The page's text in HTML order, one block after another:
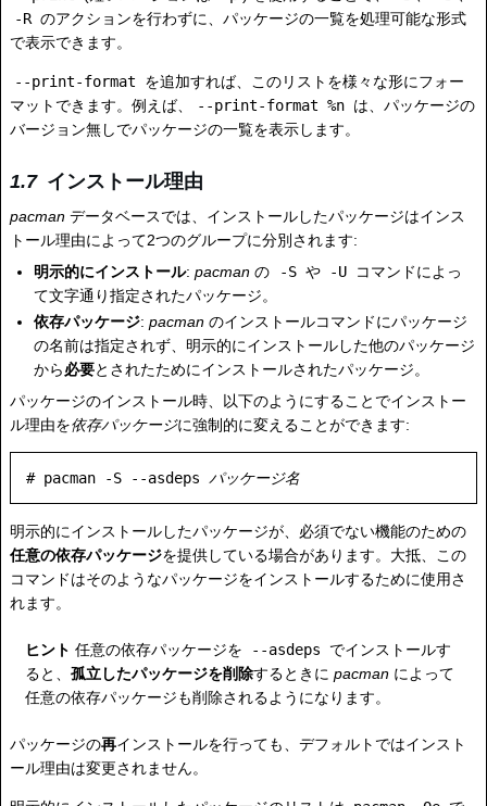
-R のアクションを行わずに、パッケージの一覧を処理可能な形式
で表示できます。
--print-format
を追加すれば、このリストを様々な形にフォー
マットできます。例えば、
--print-format %n は、パッケージの
バージョン無しでパッケージの一覧を表示します。
インストール理由
pacman データベースでは、インストールしたパッケージはインス
トール理由によって2つのグループに分別されます:
明示的にインストール:pacman の -S や -U
コマンドによっ
て文字通り指定されたパッケージ。
依存パッケージ:pacman のインストールコマンドにパッケージ
の名前は指定されず、明示的にインストールした他のパッケージ
から必要とされたためにインストールされたパッケージ。
パッケージのインストール時、以下のようにすることでインストー
ル理由を依存パッケージに強制的に変えることができます:
# pacman -S --asdeps パッケージ名
明示的にインストールしたパッケージが、必須でない機能のための
任意の依存パッケージを提供している場合があります。大抵、この
コマンドはそのようなパッケージをインストールするために使用さ
れます。
ヒント 任意の依存パッケージを --asdeps
でインストールす
ると、 孤立したパッケージを削除するときに pacman によって
任意の依存パッケージも削除されるようになります。
パッケージの再インストールを行っても、デフォルトではインスト
ール理由は変更されません。